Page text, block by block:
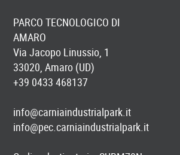
PARCO TECNOLOGICO DI
AMARO
Via Jacopo Linussio, 1
33020, Amaro (UD)
+39 0433 468137
info@carniaindustrialpark.it
info@pec.carniaindustrialpark.it